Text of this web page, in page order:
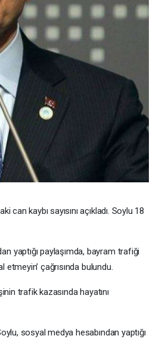
kaybı sayısını açıkladı. Soylu 18
yaptığı paylaşımda, bayram trafiği
çağrısında bulundu.
trafik kazasında hayatını
sosyal medya hesabından yaptığı